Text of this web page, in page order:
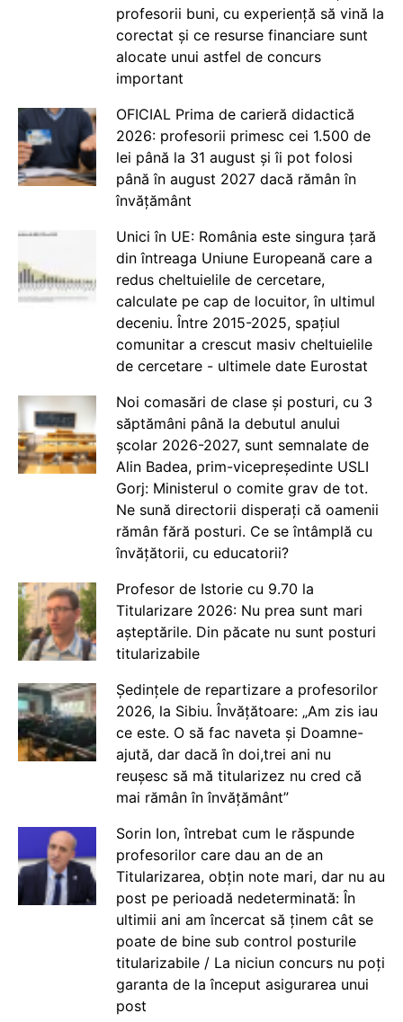
profesorii buni, cu experiență să vină la
corectat și ce resurse financiare sunt
alocate unui astfel de concurs
important
OFICIAL Prima de carieră didactică
2026: profesorii primesc cei 1.500 de
lei până la 31 august și îi pot folosi
până în august 2027 dacă rămân în
învățământ
Unici în UE: România este singura țară
din întreaga Uniune Europeană care a
redus cheltuielile de cercetare,
calculate pe cap de locuitor, în ultimul
deceniu. Între 2015-2025, spațiul
comunitar a crescut masiv cheltuielile
de cercetare - ultimele date Eurostat
Noi comasări de clase și posturi, cu 3
săptămâni până la debutul anului
școlar 2026-2027, sunt semnalate de
Alin Badea, prim-vicepreședinte USLI
Gorj: Ministerul o comite grav de tot.
Ne sună directorii disperați că oamenii
rămân fără posturi. Ce se întâmplă cu
învățătorii, cu educatorii?
Profesor de Istorie cu 9.70 la
Titularizare 2026: Nu prea sunt mari
așteptările. Din păcate nu sunt posturi
titularizabile
Ședințele de repartizare a profesorilor
2026, la Sibiu. Învățătoare: „Am zis iau
ce este. O să fac naveta și Doamne-
ajută, dar dacă în doi,trei ani nu
reușesc să mă titularizez nu cred că
mai rămân în învățământ”
Sorin Ion, întrebat cum le răspunde
profesorilor care dau an de an
Titularizarea, obțin note mari, dar nu au
post pe perioadă nedeterminată: În
ultimii ani am încercat să ținem cât se
poate de bine sub control posturile
titularizabile / La niciun concurs nu poți
garanta de la început asigurarea unui
post